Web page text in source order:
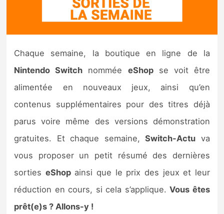
Nintendo Direct
Tests et previews
Tests de jeux
Tests d’accessoires
Autres tests
Précommandes
Précommandes jeux Switch 2
Chaque semaine, la boutique en ligne de la
Nintendo Switch nommée eShopse voit être
alimentée en nouveaux jeux, ainsi qu’en
contenus supplémentaires pour des titres déjà
parus voire même des versions démonstration
gratuites. Et chaque semaine,Switch-Actu va
vous proposer un petit résumé des dernières
sorties eShopainsi que le prix des jeux et leur
réduction en cours, si cela s’applique.Vous êtes
prêt(e)s ? Allons-y !